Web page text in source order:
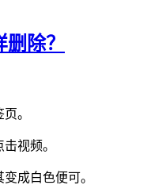
除？
。
视频。
成白色便可。